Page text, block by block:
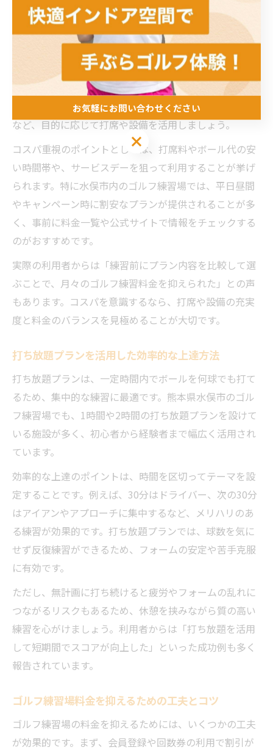
ゴルフ練習場で実践するコスパ重視の練習法
ゴルフ練習場を利用する際、コストパフォーマンスを意
識した練習法を実践することで、限られた予算でも着実
な上達が期待できます。まずは自身の課題を明確にし、
練習内容に優先順位をつけることが重要です。たとえ
ば、ドライバーやアイアンの打ち分け、アプローチ練習
など、目的に応じて打席や設備を活用しましょう。
コスパ重視のポイントとしては、打席料やボール代の安
い時間帯や、サービスデーを狙って利用することが挙げ
られます。特に水俣市内のゴルフ練習場では、平日昼間
やキャンペーン時に割安なプランが提供されることが多
く、事前に料金一覧や公式サイトで情報をチェックする
のがおすすめです。
実際の利用者からは「練習前にプラン内容を比較して選
ぶことで、月々のゴルフ練習料金を抑えられた」との声
もあります。コスパを意識するなら、打席や設備の充実
度と料金のバランスを見極めることが大切です。
打ち放題プランを活用した効率的な上達方法
打ち放題プランは、一定時間内でボールを何球でも打て
るため、集中的な練習に最適です。熊本県水俣市のゴル
フ練習場でも、1時間や2時間の打ち放題プランを設けて
いる施設が多く、初心者から経験者まで幅広く活用され
ています。
効率的な上達のポイントは、時間を区切ってテーマを設
定することです。例えば、30分はドライバー、次の30分
はアイアンやアプローチに集中するなど、メリハリのあ
る練習が効果的です。打ち放題プランでは、球数を気に
せず反復練習ができるため、フォームの安定や苦手克服
に有効です。
ただし、無計画に打ち続けると疲労やフォームの乱れに
つながるリスクもあるため、休憩を挟みながら質の高い
練習を心がけましょう。利用者からは「打ち放題を活用
して短期間でスコアが向上した」といった成功例も多く
報告されています。
ゴルフ練習場料金を抑えるための工夫とコツ
ゴルフ練習場の料金を抑えるためには、いくつかの工夫
が効果的です。まず、会員登録や回数券の利用で割引が
お気軽にお問い合わせください
お気軽にお問い合わせください